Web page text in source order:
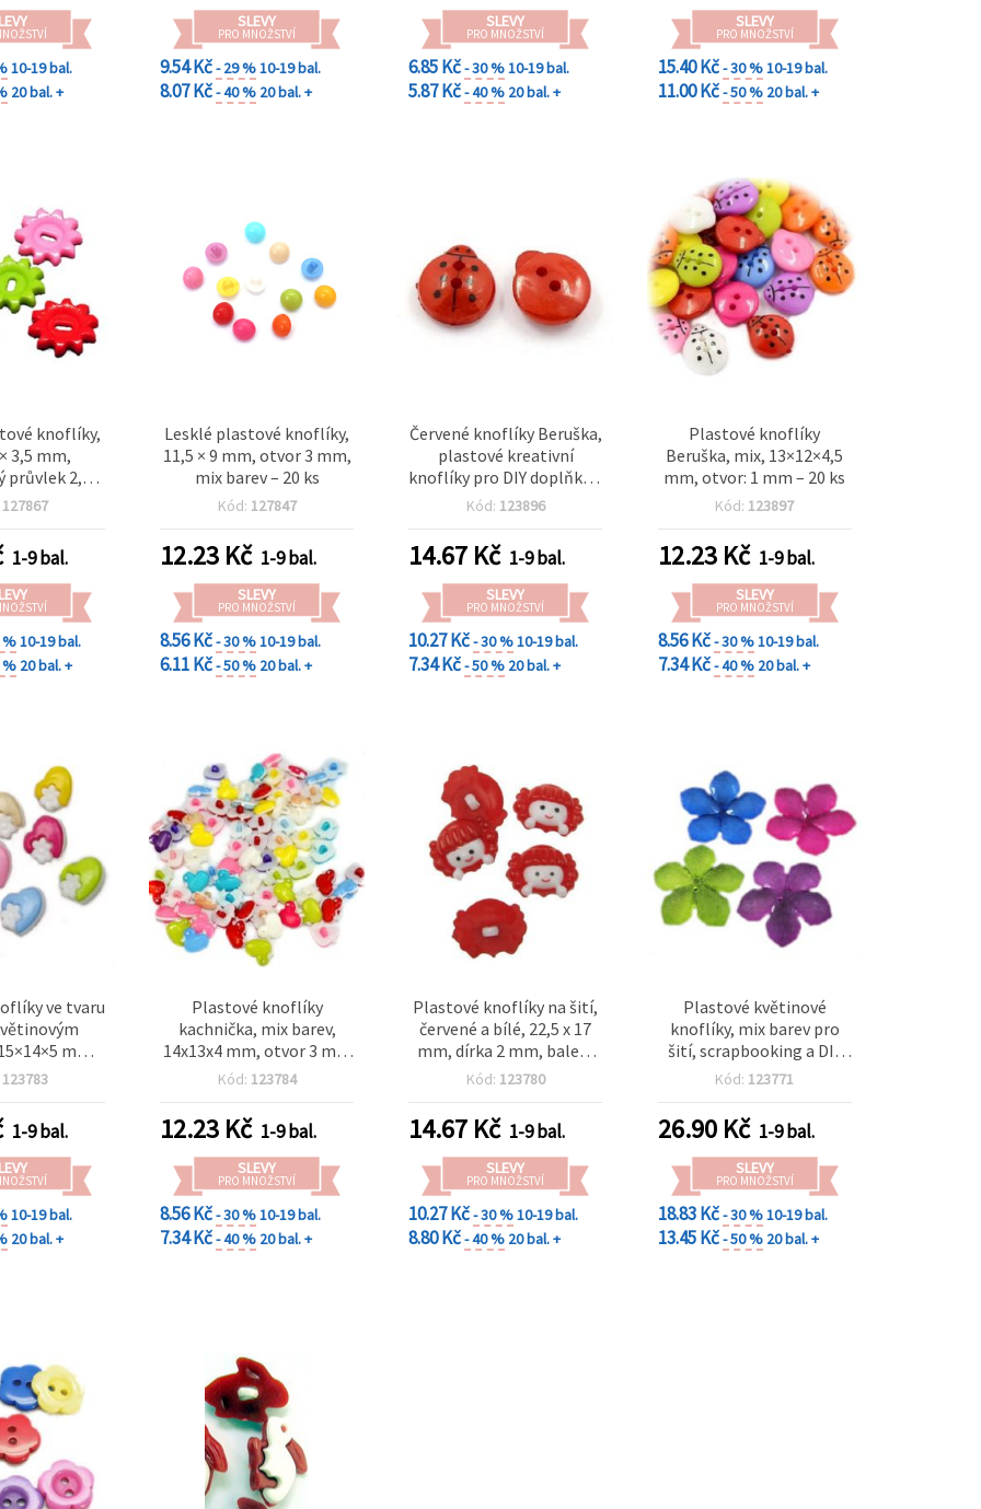
10-19 bal.
20 bal. +
SLEVY
PRO MNOŽSTVÍ
9.54 Kč- 29 %10-19 bal.
8.07 Kč- 40 % 20 bal. +
SLEVY
PRO MNOŽSTVÍ
6.85 Kč- 30 %10-19 bal.
5.87 Kč- 40 % 20 bal. +
SLEVY
PRO MNOŽSTVÍ
15.40 Kč- 30 %10-19 bal.
11.00 Kč- 50 % 20 bal. +
knoflíky,
3,5 mm,
2,5 ×
– balení
127867
1-9 bal.
%10-19 bal.
% 20 bal. +
Lesklé plastové knoflíky,
11,5 × 9 mm, otvor 3 mm,
mix barev – 20 ks
Kód: 127847
12.23 Kč 1-9 bal.
SLEVY
PRO MNOŽSTVÍ
8.56 Kč- 30 %10-19 bal.
6.11 Kč- 50 % 20 bal. +
Červené knoflíky Beruška,
plastové kreativní
knoflíky pro DIY doplňky a
dekorace, 13×12×4,5 mm,
Kód: 123896
14.67 Kč 1-9 bal.
SLEVY
PRO MNOŽSTVÍ
10.27 Kč- 30 %10-19 bal.
7.34 Kč- 50 % 20 bal. +
Plastové knoflíky
Beruška, mix, 13×12×4,5
mm, otvor: 1 mm – 20 ks
Kód: 123897
12.23Kč 1-9 bal.
SLEVY
PRO MNOŽSTVÍ
8.56 Kč- 30 %10-19 bal.
7.34 Kč- 40 % 20 bal. +
ve tvaru
mm,
MIX barev –
123783
1-9 bal.
10-19 bal.
20 bal. +
Plastové knoflíky
kachnička, mix barev,
14x13x4 mm, otvor 3 mm
- 20 ks
Kód: 123784
12.23 Kč 1-9 bal.
SLEVY
PRO MNOŽSTVÍ
8.56 Kč- 30 %10-19 bal.
7.34 Kč- 40 % 20 bal. +
Plastové knoflíky na šití,
červené a bílé, 22,5 x 17
mm, dírka 2 mm, balení
10 ks
Kód: 123780
14.67 Kč 1-9 bal.
SLEVY
PRO MNOŽSTVÍ
10.27 Kč- 30 %10-19 bal.
8.80 Kč- 40 % 20 bal. +
Plastové květinové
knoflíky, mix barev pro
šití, scrapbooking a DIY
tvoření, 38×7 mm – 5 ks
Kód: 123771
26.90Kč 1-9 bal.
SLEVY
PRO MNOŽSTVÍ
18.83 Kč- 30 %10-19 bal.
13.45 Kč- 50 % 20 bal. +